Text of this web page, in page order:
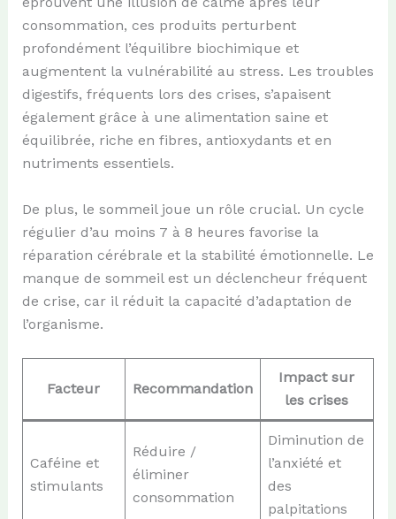
consommation, ces produits perturbent
profondément l’équilibre biochimique et
augmentent la vulnérabilité au stress. Les troubles
digestifs, fréquents lors des crises, s’apaisent
également grâce à une alimentation saine et
équilibrée, riche en fibres, antioxydants et en
nutriments essentiels.
De plus, le sommeil joue un rôle crucial. Un cycle
régulier d’au moins 7 à 8 heures favorise la
réparation cérébrale et la stabilité émotionnelle. Le
manque de sommeil est un déclencheur fréquent
de crise, car il réduit la capacité d’adaptation de
l’organisme.
Facteur Recommandation
Impact sur
les crises
Caféine et
stimulants
Réduire /
éliminer
consommation
Diminution de
l’anxiété et
des
palpitations